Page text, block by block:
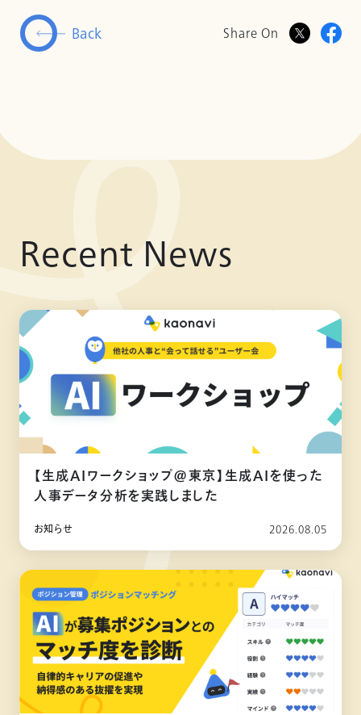
Back Share On
Recent News
【生成AIワークショップ@東京】生成AIを使った
人事データ分析を実践しました
お知らせ 2026.08.05